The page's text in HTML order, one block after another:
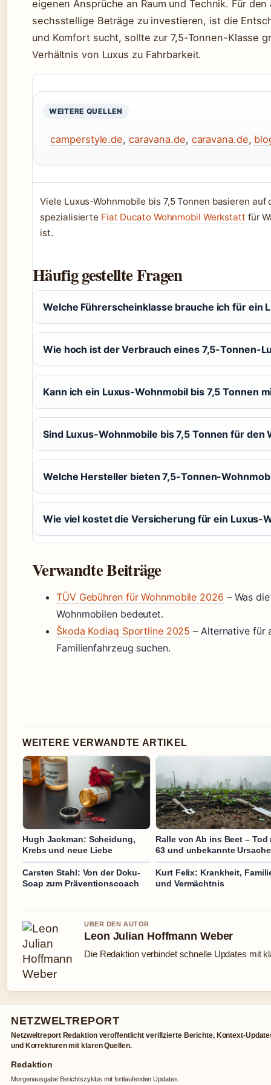
eigenen Ansprüche an Raum und Technik. Für
sechsstellige Beträge zu investieren, ist die
und Komfort sucht, sollte zur 7,5-Tonnen-Klasse
Verhältnis von Luxus zu Fahrbarkeit.
WEITERE QUELLEN
camperstyle.de, caravana.de, caravana.de,
Viele Luxus-Wohnmobile bis 7,5 Tonnen basieren
spezialisierte Fiat Ducato Wohnmobil Werkstatt für
ist.
Häufig gestellte Fragen
Welche Führerscheinklasse brauche ich für ein
Wie hoch ist der Verbrauch eines 7,5-Tonnen-
Kann ich ein Luxus-Wohnmobil bis 7,5 Tonnen
Sind Luxus-Wohnmobile bis 7,5 Tonnen für den
Welche Hersteller bieten 7,5-Tonnen-
Wie viel kostet die Versicherung für ein Luxus-
Verwandte Beiträge
TÜV Gebühren für Wohnmobile 2026 – Was
Wohnmobilen bedeutet.
Škoda Kodiaq Sportline 2025 – Alternative für
Familienfahrzeug suchen.
WEITERE VERWANDTE ARTIKEL
Hugh Jackman: Scheidung,
Krebs und neue Liebe
Ralle von Ab ins Beet – Tod
63 und unbekannte Ursache
Carsten Stahl: Von der Doku-
Soap zum Präventionscoach
Kurt Felix: Krankheit,
und Vermächtnis
UBER DEN AUTOR
Leon Julian Hoffmann Weber
Die Redaktion verbindet schnelle Updates mit
NETZWELTREPORT
Netzweltreport Redaktion veroffentlicht verifizierte Berichte, Kontext-
und Korrekturen mit klaren Quellen.
Redaktion
Morgenausgabe Berichtszyklus mit fortlaufenden Updates.